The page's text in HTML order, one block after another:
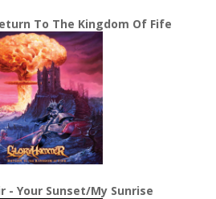
To The Kingdom Of Fife
- Your Sunset/My Sunrise